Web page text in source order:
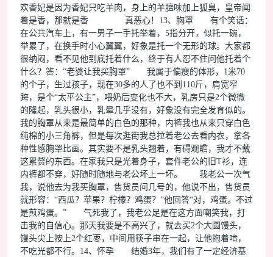
欢香妃是因为香妃只吃羊肉，身上的羊膻味加上狐臭，皇帝闻
着是香，那就是香 真恶心！13、胸罩 有个笑话：
在公共汽车上，有一男子一手托举着，5指分开，似托一碗，
举累了，在换手时小心翼翼，好象是托一个无形的球。大家都
很纳闷，看不见他到底托着什么，终于有人忍不住问他托着个
什么？答：“老婆让我买胸罩” 我属于偏瘦的体形，1米70
的个子，生过孩子，现在30多的人了也不到110斤，肩宽窄
跨，是个“太平公主”，喂奶后变化也不大，乳房只是2个微微
的隆起，乳头很小，乳晕几乎没有，好象没有完全发育似的。
我的胸罩从来是最简单的白色的那种，内裤我也从来只穿白色
纯棉的小三角裤，但是每次逛街我总拉着老公去看内衣，拿各
种性感胸罩比画。其实要不是乳头翘着，有碍观瞻，我才不戴
这累赘的东西。在家我只是光着身子，套件老公的旧T衫，连
内裤都不穿，好随时随地与老公坏上一坏。 我老公一次气
我，说他去为我买胸罩，售货员问几号的，他说不出，售货员
就形容：“西瓜？苹果？柠檬？鸡蛋？”他回答“对，鸡蛋。不过
是煎鸡蛋。” 气死我了，我老公足是在这方面嘲笑我，打
击我的自信心。那天我要是不高兴了，就去买2个大圆馒头，
馒头尖上按上2个红枣，中间用筷子串在一起，让他抱着啃，
不吃光都不行。14、怀孕 结婚3年，我们有了一定经济基